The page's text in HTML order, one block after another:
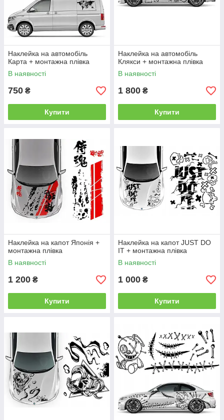
Наклейка на автомобіль
Карта + монтажна плівка
В наявності
750 ₴
Купити
Наклейка на автомобіль
Клякси + монтажна плівка
В наявності
1 800 ₴
Купити
Наклейка на капот Японія +
монтажна плівка
В наявності
1 200 ₴
Купити
Наклейка на капот JUST DO
IT + монтажна плівка
В наявності
1 000 ₴
Купити